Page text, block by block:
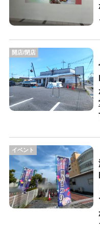
開店/閉店
イベント